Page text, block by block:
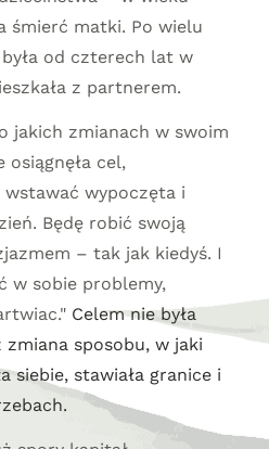
śmierć matki. Po wielu
od czterech lat w
z partnerem.
jakich zmianach w swoim
osiągnęła cel,
wstawać wypoczęta i
Będę robić swoją
– tak jak kiedyś. I
w sobie problemy,
Celem nie była
sposobu, w jaki
siebie, stawiała granice i